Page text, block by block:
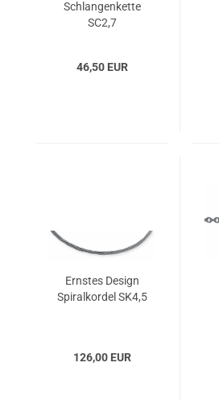
Schlangenkette
SC2,7
46,50 EUR
Ernstes Design
Spiralkordel SK4,5
126,00 EUR